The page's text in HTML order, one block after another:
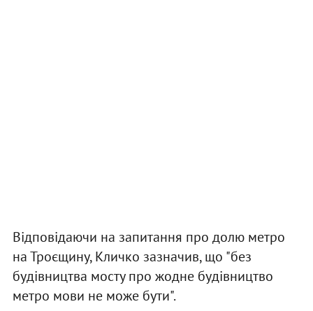
Відповідаючи на запитання про долю метро
на Троєщину, Кличко зазначив, що "без
будівництва мосту про жодне будівництво
метро мови не може бути".